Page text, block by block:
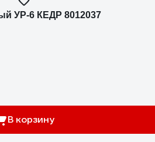
УР-6 КЕДР 8012037
В корзину